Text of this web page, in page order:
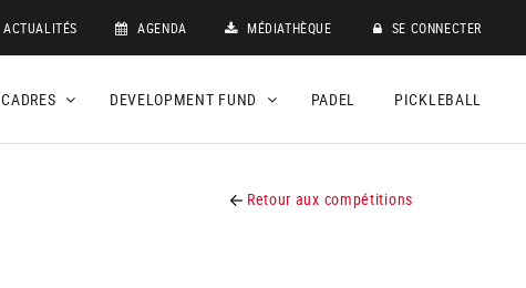
ACTUALITÉS AGENDA MÉDIATHÈQUE SE CONNECTER
CADRES DEVELOPMENT FUND PADEL PICKLEBALL
Retour aux compétitions